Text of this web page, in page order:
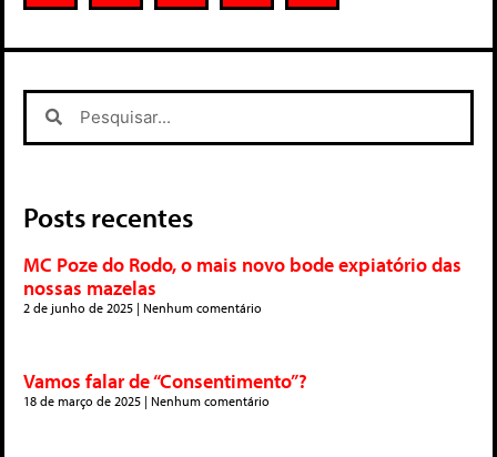
Posts recentes
MC Poze do Rodo, o mais novo bode expiatório das
nossas mazelas
2 de junho de 2025 Nenhum comentário
Vamos falar de “Consentimento”?
18 de março de 2025 Nenhum comentário